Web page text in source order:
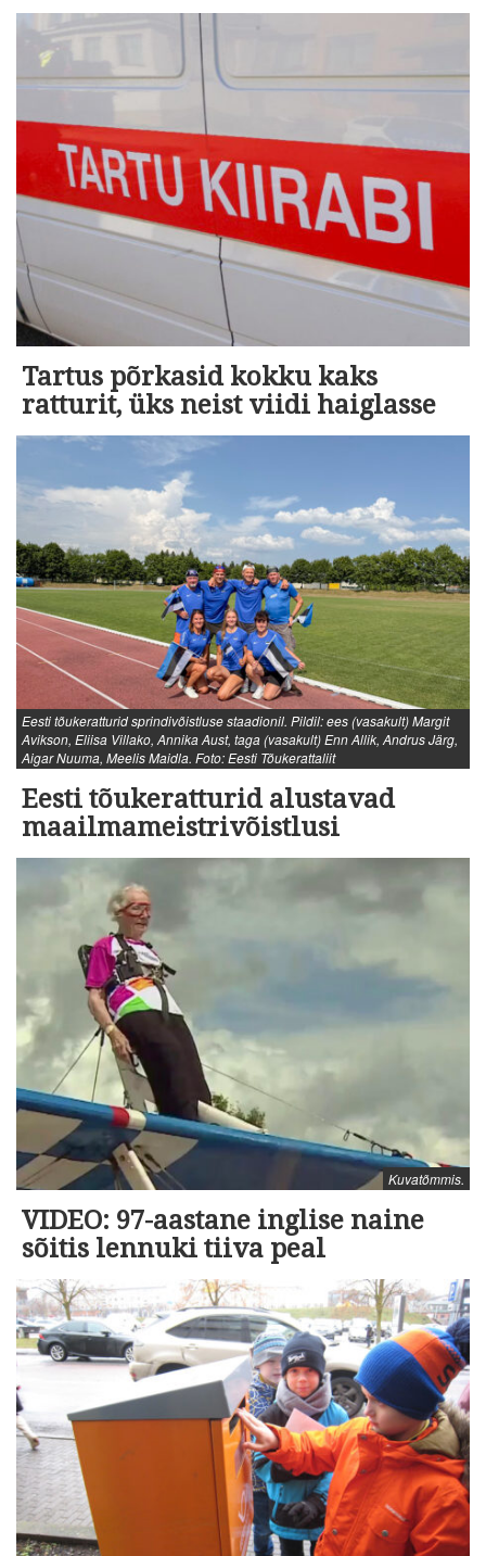
Tartus põrkasid kokku kaks
ratturit, üks neist viidi haiglasse
Eesti tõukeratturid sprindivõistluse staadionil. Pildil: ees (vasakult) Margit
Avikson, Eliisa Villako, Annika Aust, taga (vasakult) Enn Allik, Andrus Järg,
Aigar Nuuma, Meelis Maidla. Foto: Eesti Tõukerattaliit
Eesti tõukeratturid alustavad
maailmameistrivõistlusi
Kuvatõmmis.
VIDEO: 97-aastane inglise naine
sõitis lennuki tiiva peal